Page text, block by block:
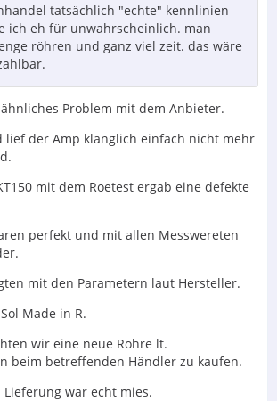
tatsächlich "echte" kennlinien
ich eh für unwahrscheinlich. man
röhren und ganz viel zeit. das wäre
Problem mit dem Anbieter.
lief der Amp klanglich einfach nicht mehr
mit dem Roetest ergab eine defekte
perfekt und mit allen Messwereten
mit den Parametern laut Hersteller.
Made in R.
wir eine neue Röhre lt.
beim betreffenden Händler zu kaufen.
war echt mies.